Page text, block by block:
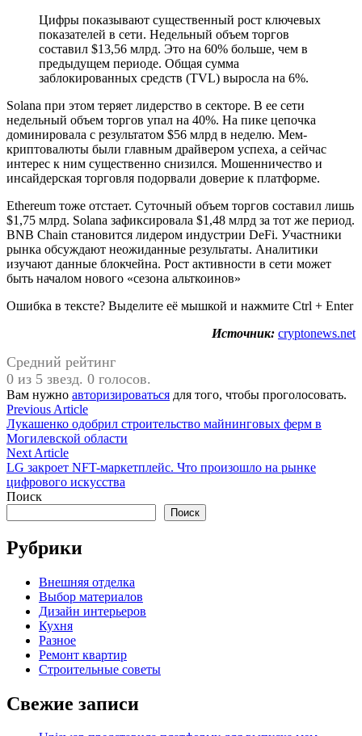
Цифры показывают существенный рост ключевых
показателей в сети. Недельный объем торгов
составил $13,56 млрд. Это на 60% больше, чем в
предыдущем периоде. Общая сумма
заблокированных средств (TVL) выросла на 6%.
Solana при этом теряет лидерство в секторе. В ее сети
недельный объем торгов упал на 40%. На пике цепочка
доминировала с результатом $56 млрд в неделю. Мем-
криптовалюты были главным драйвером успеха, а сейчас
интерес к ним существенно снизился. Мошенничество и
инсайдерская торговля подорвали доверие к платформе.
Ethereum тоже отстает. Суточный объем торгов составил лишь
$1,75 млрд. Solana зафиксировала $1,48 млрд за тот же период.
BNB Chain становится лидером индустрии DeFi. Участники
рынка обсуждают неожиданные результаты. Аналитики
изучают данные блокчейна. Рост активности в сети может
быть началом нового «сезона альткоинов»
Ошибка в тексте? Выделите её мышкой и нажмите Ctrl + Enter
Источник: cryptonews.net
Средний рейтинг
0 из 5 звезд. 0 голосов.
Вам нужно авторизироваться для того, чтобы проголосовать.
Навигация
по
записям
Previous ArticlePrevious
article:
Лукашенко одобрил строительство майнинговых ферм в
Могилевской области
Next ArticleNext
article:
LG закроет NFT-маркетплейс. Что произошло на рынке
цифрового искусства
Поиск
Поиск
Рубрики
Внешняя отделка
Выбор материалов
Дизайн интерьеров
Кухня
Разное
Ремонт квартир
Строительные советы
Свежие записи